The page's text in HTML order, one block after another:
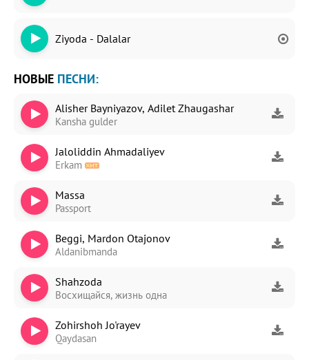
Ziyoda - Dalalar
НОВЫЕ ПЕСНИ:
Alisher Bayniyazov, Adilet Zhaugashar
Kansha gulder
Jaloliddin Ahmadaliyev
Erkam
Massa
Passport
Beggi, Mardon Otajonov
Aldanibmanda
Shahzoda
Восхищайся, жизнь одна
Zohirshoh Jo'rayev
Qaydasan